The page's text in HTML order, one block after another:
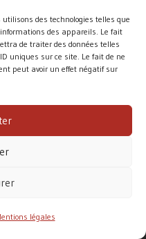
des technologies telles que
des appareils. Le fait
de traiter des données telles
uniques sur ce site. Le fait de ne
peut avoir un effet négatif sur
légales
ROUEN
sa mission.
des dons des